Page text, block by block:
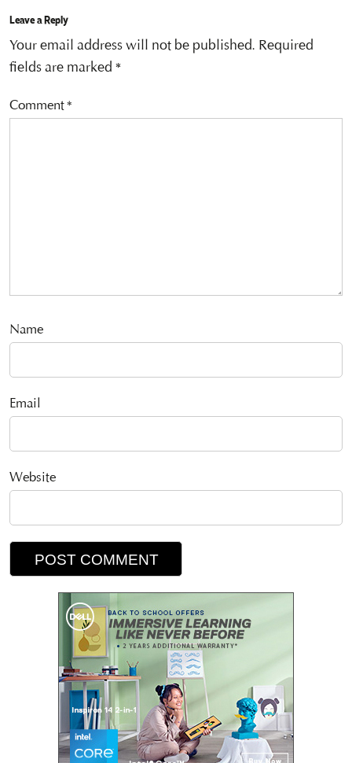
Leave a Reply
Your email address will not be published. Required
fields are marked *
Comment*
Name
Email
Website